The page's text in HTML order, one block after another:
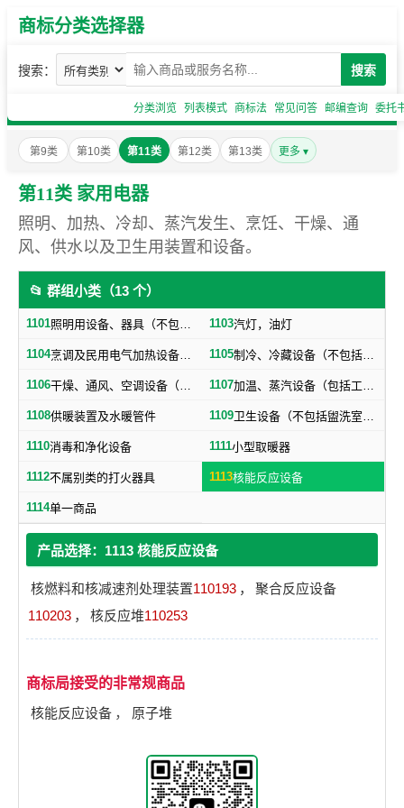
商标分类选择器
搜索： 搜索
分类浏览 列表模式 商标法 常见问答 邮编查询 委托
第9类 第10类 第11类 第12类 第13类 更多 ▾
第11类 家用电器
照明、加热、冷却、蒸汽发生、烹饪、干燥、通
风、供水以及卫生用装置和设备。
📂 群组小类（13 个）
1101 照明用设备、器具（不包括汽灯、油灯） 1103汽灯，油灯
1104 烹调及民用电气加热设备（不包括厨房用手工用具，食品加工机器） 1105 制冷、冷藏设备（不包括冷藏车）
1106 干燥、通风、空调设备（包括冷暖房设备） 1107 加温、蒸汽设备（包括工业用炉、锅炉，不包括机车锅炉、锅驼机锅炉、蒸汽机锅炉）
1108供暖装置及水暖管件 1109 卫生设备（不包括盥洗室用具）
1110消毒和净化设备 1111小型取暖器
1112不属别类的打火器具 1113核能反应设备
1114单一商品
产品选择：1113 核能反应设备
核燃料和核减速剂处理装置110193 ，
聚合反应设备
110203 ， 核反应堆110253
商标局接受的非常规商品
核能反应设备 ， 原子堆